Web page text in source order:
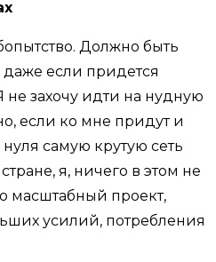
Должно быть
если придется
не захочу идти на нудную
если ко мне придут и
самую крутую сеть
я, ничего в этом не
масштабный проект,
усилий, потребления